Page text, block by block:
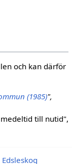
och kan därför
(1985)",
till nutid",